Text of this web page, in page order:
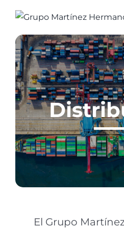
contenido
El Grupo